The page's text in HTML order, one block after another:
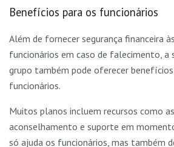
Benefícios para os funcionários
Além de fornecer segurança financeira
funcionários em caso de falecimento, a
grupo também pode oferecer benefícios
funcionários.
Muitos planos incluem recursos como
aconselhamento e suporte em
só ajuda os funcionários, mas também